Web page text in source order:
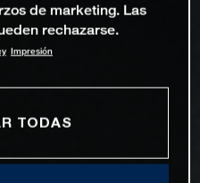
de marketing. Las
rechazarse.
Impresión
TODAS